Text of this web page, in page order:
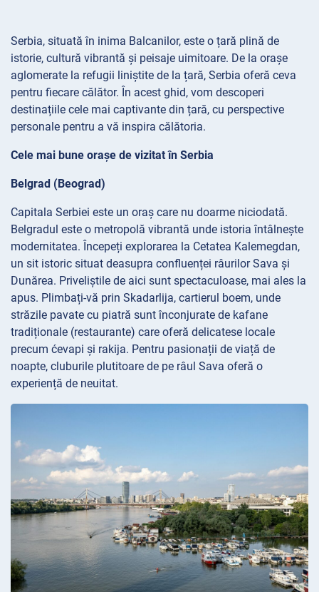
Serbia, situată în inima Balcanilor, este o țară plină de
istorie, cultură vibrantă și peisaje uimitoare. De la orașe
aglomerate la refugii liniștite de la țară, Serbia oferă ceva
pentru fiecare călător. În acest ghid, vom descoperi
destinațiile cele mai captivante din țară, cu perspective
personale pentru a vă inspira călătoria.
Cele mai bune orașe de vizitat în Serbia
Belgrad (Beograd)
Capitala Serbiei este un oraș care nu doarme niciodată.
Belgradul este o metropolă vibrantă unde istoria întâlnește
modernitatea. Începeți explorarea la Cetatea Kalemegdan,
un sit istoric situat deasupra confluenței râurilor Sava și
Dunărea. Priveliștile de aici sunt spectaculoase, mai ales la
apus. Plimbați-vă prin Skadarlija, cartierul boem, unde
străzile pavate cu piatră sunt înconjurate de kafane
tradiționale (restaurante) care oferă delicatese locale
precum ćevapi și rakija. Pentru pasionații de viață de
noapte, cluburile plutitoare de pe râul Sava oferă o
experiență de neuitat.